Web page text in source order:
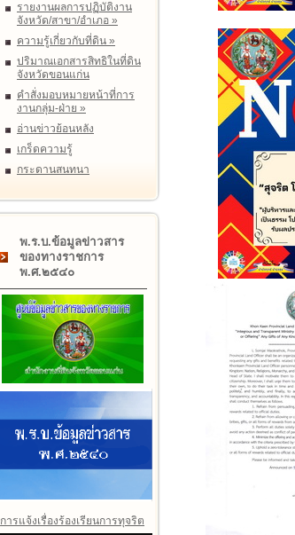
รายงานผลการปฏิบัติงาน
จังหวัด/สาขา/อำเภอ »
ความรู้เกี่ยวกับที่ดิน »
ปริมาณเอกสารสิทธิในที่ดิน
จังหวัดขอนแก่น
คำสั่งมอบหมายหน้าที่การ
งานกลุ่ม-ฝ่าย »
อ่านข่าวย้อนหลัง
เกร็ดความรู้
กระดานสนทนา
พ.ร.บ.ข้อมูลข่าวสาร
ของทางราชการ
พ.ศ.๒๕๔๐
การแจ้งเรื่องร้องเรียนการทุจริต